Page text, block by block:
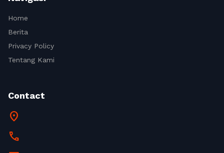
Home
Berita
Privacy Policy
Tentang Kami
Contact
location_on
call